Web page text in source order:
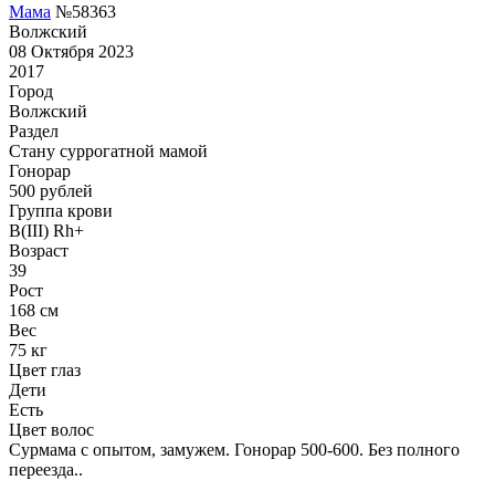
Мама №58363
Волжский
08 Октября 2023
2017
Город
Волжский
Раздел
Cтану суррогатной мамой
Гонoрар
500 рублей
Группа крови
B(III) Rh+
Возраст
39
Рост
168 см
Вес
75 кг
Цвет глаз
Дети
Есть
Цвет волос
Сурмама с опытом, замужем. Гонорар 500-600. Без полного
переезда..